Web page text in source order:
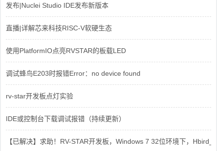
发布|Nuclei Studio IDE发布新版本
直播|详解芯来科技RISC-V软硬生态
使用PlatformIO点亮RVSTAR的板载LED
调试蜂鸟E203时报错Error：no device found
rv-star开发板点灯实验
IDE或控制台下载调试报错（持续更新）
【已解决】求助！RV-STAR开发板，Windows 7 32位环境下，